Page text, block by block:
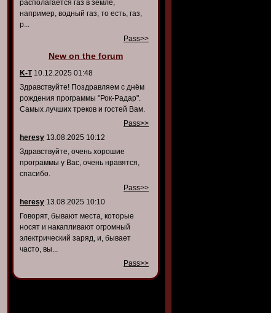
располагается газ в земле,
например, водный газ, то есть, газ,
р...
Pass>>
New on the forum
K-T10.12.2025 01:48
Здравствуйте! Поздравляем с днём
рождения программы "Рок-Радар".
Самых лучших треков и гостей Вам.
Pass>>
heresy 13.08.2025 10:12
Здравствуйте, очень хорошие
программы у Вас, очень нравятся,
спасибо.
Pass>>
heresy 13.08.2025 10:10
Говорят, бывают места, которые
носят и накапливают огромный
электрический заряд, и, бывает
часто, вы...
Pass>>